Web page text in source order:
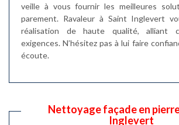
veille à vous fournir les meilleures
parement. Ravaleur à Saint Inglevert
réalisation de haute qualité, alliant
exigences. N’hésitez pas à lui faire
écoute.
Nettoyage façade en
Inglevert